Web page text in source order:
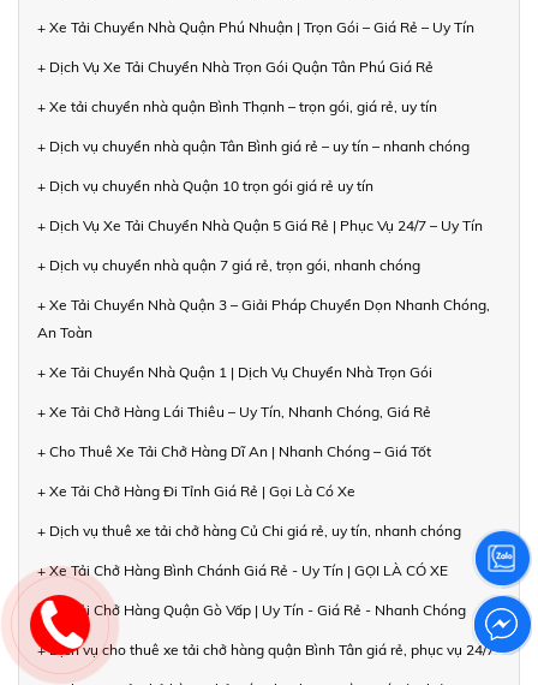
+ Xe Tải Chuyển Nhà Quận Phú Nhuận | Trọn Gói – Giá Rẻ – Uy Tín
+ Dịch Vụ Xe Tải Chuyển Nhà Trọn Gói Quận Tân Phú Giá Rẻ
+ Xe tải chuyển nhà quận Bình Thạnh – trọn gói, giá rẻ, uy tín
+ Dịch vụ chuyển nhà quận Tân Bình giá rẻ – uy tín – nhanh chóng
+ Dịch vụ chuyển nhà Quận 10 trọn gói giá rẻ uy tín
+ Dịch Vụ Xe Tải Chuyển Nhà Quận 5 Giá Rẻ | Phục Vụ 24/7 – Uy Tín
+ Dịch vụ chuyển nhà quận 7 giá rẻ, trọn gói, nhanh chóng
+ Xe Tải Chuyển Nhà Quận 3 – Giải Pháp Chuyển Dọn Nhanh Chóng,
An Toàn
+ Xe Tải Chuyển Nhà Quận 1 | Dịch Vụ Chuyển Nhà Trọn Gói
+ Xe Tải Chở Hàng Lái Thiêu – Uy Tín, Nhanh Chóng, Giá Rẻ
+ Cho Thuê Xe Tải Chở Hàng Dĩ An | Nhanh Chóng – Giá Tốt
+ Xe Tải Chở Hàng Đi Tỉnh Giá Rẻ | Gọi Là Có Xe
+ Dịch vụ thuê xe tải chở hàng Củ Chi giá rẻ, uy tín, nhanh chóng
+ Xe Tải Chở Hàng Bình Chánh Giá Rẻ - Uy Tín | GỌI LÀ CÓ XE
+ Xe Tải Chở Hàng Quận Gò Vấp | Uy Tín - Giá Rẻ - Nhanh Chóng
+ Dịch vụ cho thuê xe tải chở hàng quận Bình Tân giá rẻ, phục vụ 24/7